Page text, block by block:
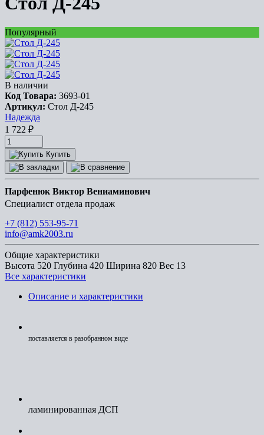
Популярный
В наличии
Код Товара: 3693-01
Артикул: Стол Д-245
Надежда
1 722 ₽
Купить
Парфенюк Виктор Вениаминович
Специалист отдела продаж
+7 (812) 553-95-71
info@amk2003.ru
Общие характеристики
Высота 520 Глубина 420 Ширина 820 Вес 13
Все характеристики
Описание и характеристики
поставляется в разобранном виде
ламинированная ДСП